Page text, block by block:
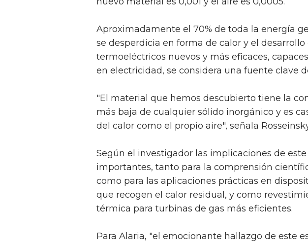
Aproximadamente el 70% de toda la energía
se desperdicia en forma de calor y el
termoeléctricos nuevos y más eficaces,
en electricidad, se considera una fuente clave
"El material que hemos descubierto tiene la
más baja de cualquier sólido inorgánico y es
del calor como el propio aire", señala
Según el investigador las implicaciones de
importantes, tanto para la comprensión
como para las aplicaciones prácticas en
que recogen el calor residual, y como
térmica para turbinas de gas más eficientes.
Para Alaria, "el emocionante hallazgo de este